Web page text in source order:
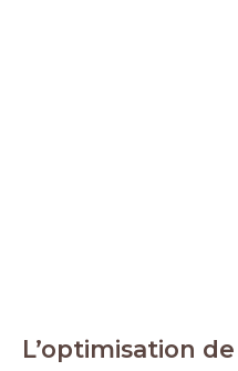
L’optimisation